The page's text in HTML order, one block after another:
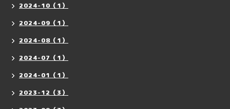
2024-10（1）
2024-09（1）
2024-08（1）
2024-07（1）
2024-01（1）
2023-12（3）